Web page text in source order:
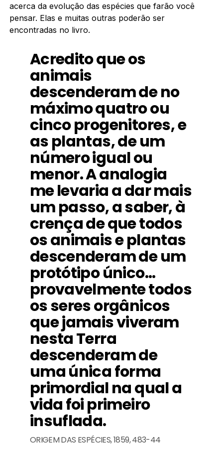
acerca da evolução das espécies que farão você
pensar. Elas e muitas outras poderão ser
encontradas no livro.
Acredito que os
animais
descenderam de no
máximo quatro ou
cinco progenitores, e
as plantas, de um
número igual ou
menor. A analogia
me levaria a dar mais
um passo, a saber, à
crença de que todos
os animais e plantas
descenderam de um
protótipo único…
provavelmente todos
os seres orgânicos
que jamais viveram
nesta Terra
descenderam de
uma única forma
primordial na qual a
vida foi primeiro
insuflada.
ORIGEM DAS ESPÉCIES, 1859, 483-44